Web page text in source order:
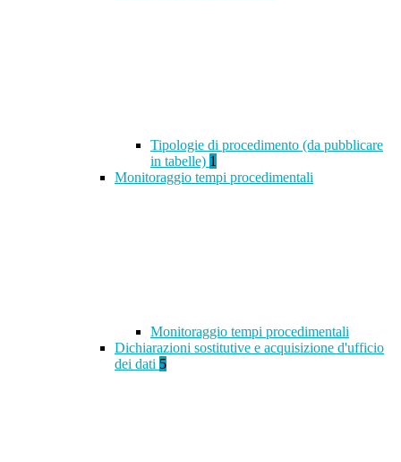
Tipologie di procedimento (da pubblicare
in tabelle) 1
Monitoraggio tempi procedimentali
Monitoraggio tempi procedimentali
Dichiarazioni sostitutive e acquisizione d'ufficio
dei dati 5